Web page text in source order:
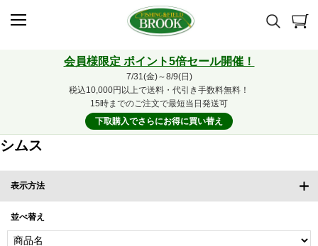
会員様限定 ポイント5倍セール開催！
7/31(金)～8/9(日)
税込10,000円以上で送料・代引き手数料無料！
15時までのご注文で最短当日発送可
下取購入でさらにお得に買い替え
シムス
表示方法
並べ替え